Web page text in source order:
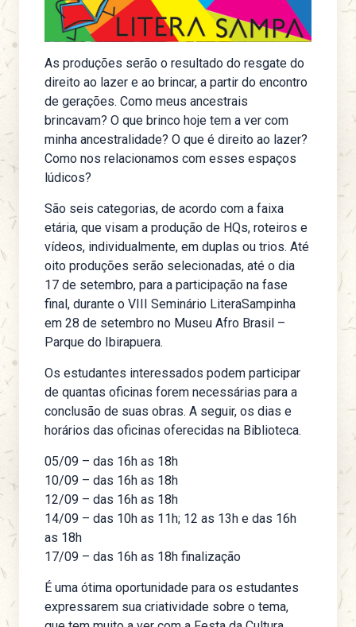
As produções serão o resultado do resgate do
direito ao lazer e ao brincar, a partir do encontro
de gerações. Como meus ancestrais
brincavam? O que brinco hoje tem a ver com
minha ancestralidade? O que é direito ao lazer?
Como nos relacionamos com esses espaços
lúdicos?
São seis categorias, de acordo com a faixa
etária, que visam a produção de HQs, roteiros e
vídeos, individualmente, em duplas ou trios. Até
oito produções serão selecionadas, até o dia
17 de setembro, para a participação na fase
final, durante o VIII Seminário LiteraSampinha
em 28 de setembro no Museu Afro Brasil –
Parque do Ibirapuera.
Os estudantes interessados podem participar
de quantas oficinas forem necessárias para a
conclusão de suas obras. A seguir, os dias e
horários das oficinas oferecidas na Biblioteca.
05/09 – das 16h as 18h
10/09 – das 16h as 18h
12/09 – das 16h as 18h
14/09 – das 10h as 11h; 12 as 13h e das 16h
as 18h
17/09 – das 16h as 18h finalização
É uma ótima oportunidade para os estudantes
expressarem sua criatividade sobre o tema,